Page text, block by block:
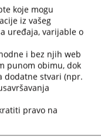
koje mogu
iz vašeg
uređaja, varijable o
i bez njih web
punom obimu, dok
dodatne stvari (npr.
pravo na